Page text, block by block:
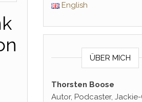
English
ÜBER MICH
Thorsten Boose
Autor, Podcaster,